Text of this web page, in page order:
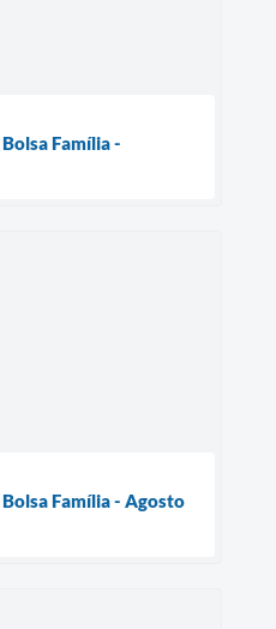
Família -
Família - Agosto